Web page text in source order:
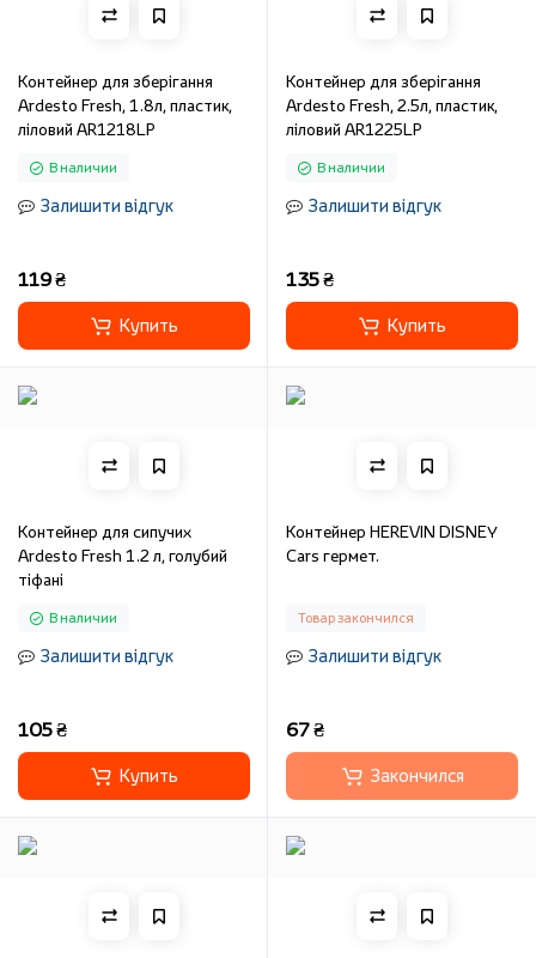
Контейнер для зберігання
Ardesto Fresh, 1.8л, пластик,
ліловий AR1218LP
В наличии
Залишити відгук
119 ₴
Купить
Контейнер для зберігання
Ardesto Fresh, 2.5л, пластик,
ліловий AR1225LP
В наличии
Залишити відгук
135 ₴
Купить
Контейнер для сипучих
Ardesto Fresh 1.2 л, голубий
тіфані
В наличии
Залишити відгук
105 ₴
Купить
Контейнер HEREVIN DISNEY
Cars гермет.
Товар закончился
Залишити відгук
67 ₴
Закончился